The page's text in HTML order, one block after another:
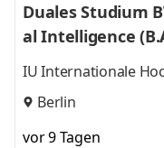
Duales Studium
al Intelligence
IU Internationale
Berlin
vor 9 Tagen